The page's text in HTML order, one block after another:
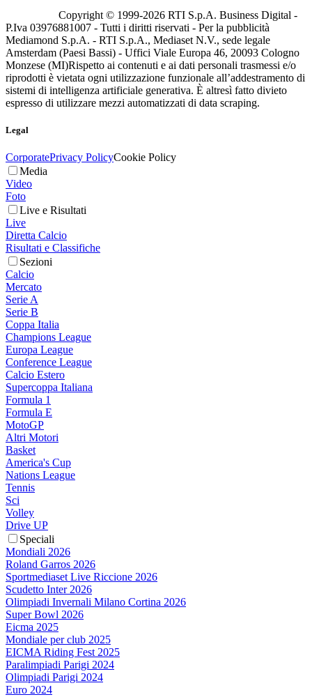
Copyright © 1999-2026 RTI S.p.A. Business Digital -
P.Iva 03976881007 - Tutti i diritti riservati - Per la pubblicità
Mediamond S.p.A. - RTI S.p.A., Mediaset N.V., sede legale
Amsterdam (Paesi Bassi) - Uffici Viale Europa 46, 20093 Cologno
Monzese (MI)Rispetto ai contenuti e ai dati personali trasmessi e/o
riprodotti è vietata ogni utilizzazione funzionale all’addestramento di
sistemi di intelligenza artificiale generativa. È altresì fatto divieto
espresso di utilizzare mezzi automatizzati di data scraping.
Legal
CorporatePrivacy PolicyCookie Policy
Media
Video
Foto
Live e Risultati
Live
Diretta Calcio
Risultati e Classifiche
Sezioni
Calcio
Mercato
Serie A
Serie B
Coppa Italia
Champions League
Europa League
Conference League
Calcio Estero
Supercoppa Italiana
Formula 1
Formula E
MotoGP
Altri Motori
Basket
America's Cup
Nations League
Tennis
Sci
Volley
Drive UP
Speciali
Mondiali 2026
Roland Garros 2026
Sportmediaset Live Riccione 2026
Scudetto Inter 2026
Olimpiadi Invernali Milano Cortina 2026
Super Bowl 2026
Eicma 2025
Mondiale per club 2025
EICMA Riding Fest 2025
Paralimpiadi Parigi 2024
Olimpiadi Parigi 2024
Euro 2024